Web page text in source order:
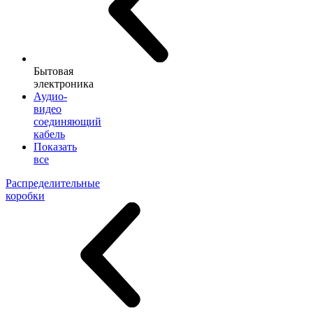
Бытовая
электроника
Аудио-
видео
соединяющий
кабель
Показать
все
Распределительные
коробки